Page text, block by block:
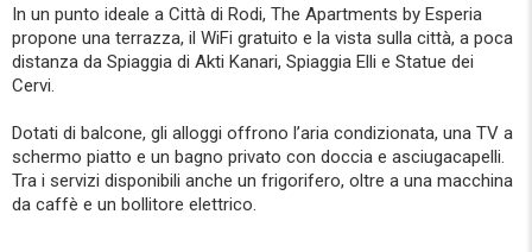
In un punto ideale a Città di Rodi, The Apartments by Esperia
propone una terrazza, il WiFi gratuito e la vista sulla città, a poca
distanza da Spiaggia di Akti Kanari, Spiaggia Elli e Statue dei
Cervi.
Dotati di balcone, gli alloggi offrono l’aria condizionata, una TV a
schermo piatto e un bagno privato con doccia e asciugacapelli.
Tra i servizi disponibili anche un frigorifero, oltre a una macchina
da caffè e un bollitore elettrico.